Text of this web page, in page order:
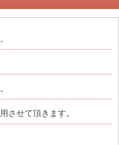
させて頂きます。